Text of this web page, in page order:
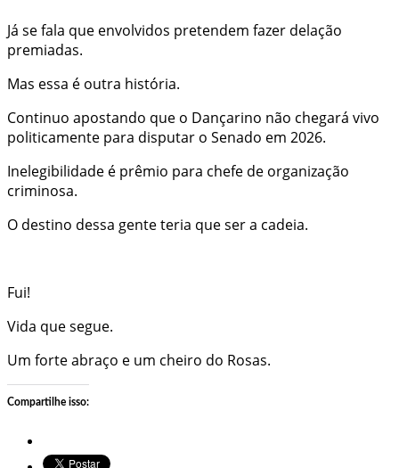
Já se fala que envolvidos pretendem fazer delação
premiadas.
Mas essa é outra história.
Continuo apostando que o Dançarino não chegará vivo
politicamente para disputar o Senado em 2026.
Inelegibilidade é prêmio para chefe de organização
criminosa.
O destino dessa gente teria que ser a cadeia.
Fui!
Vida que segue.
Um forte abraço e um cheiro do Rosas.
Compartilhe isso: